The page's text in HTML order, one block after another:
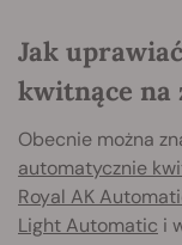
Jak
kwitnące na
Obecnie można
automatycznie
Royal AK
Light Automatic i